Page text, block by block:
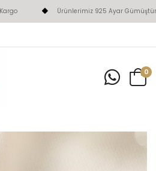
Ürünlerimiz 925 Ayar Gümüştür
0